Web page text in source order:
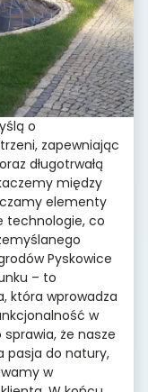
o
zapewniając
długotrwałą
między
elementy
technologie, co
Pyskowice
– to
która wprowadza
w
że nasze
pasja do natury,
w